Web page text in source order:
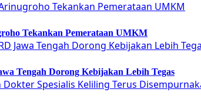
Tekankan Pemerataan UMKM
Tengah Dorong Kebijakan Lebih Tegas